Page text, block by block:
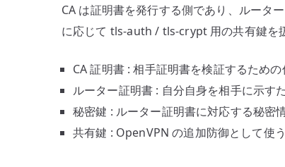
CA は証明書を発行する側であり、ルータ
に応じて tls-auth / tls-crypt 用の共有鍵を
CA 証明書 : 相手証明書を検証するための
ルーター証明書 : 自分自身を相手に示す
秘密鍵 : ルーター証明書に対応する秘密
共有鍵 : OpenVPN の追加防御として使